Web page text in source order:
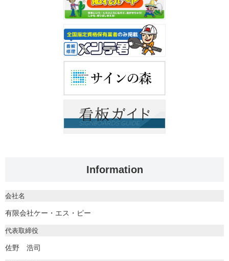
Information
会社名
有限会社ケー・エス・ピー
代表取締役
佐野 浩司